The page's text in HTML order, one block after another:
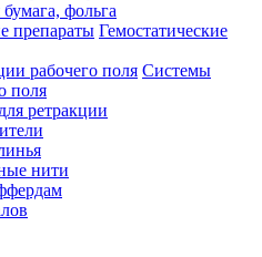
фольга
Гемостатические
Системы
поля
ретракции
нити